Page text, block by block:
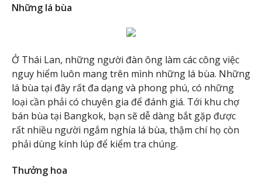
Những lá bùa
Ở Thái Lan, những người đàn ông làm các công việc
nguy hiểm luôn mang trên mình những lá bùa. Những
lá bùa tại đây rất đa dạng và phong phú, có những
loại cần phải có chuyên gia để đánh giá. Tới khu chợ
bán bùa tại Bangkok, bạn sẽ dễ dàng bắt gặp được
rất nhiều người ngắm nghía lá bùa, thậm chí họ còn
phải dùng kính lúp để kiểm tra chúng.
Thưởng hoa